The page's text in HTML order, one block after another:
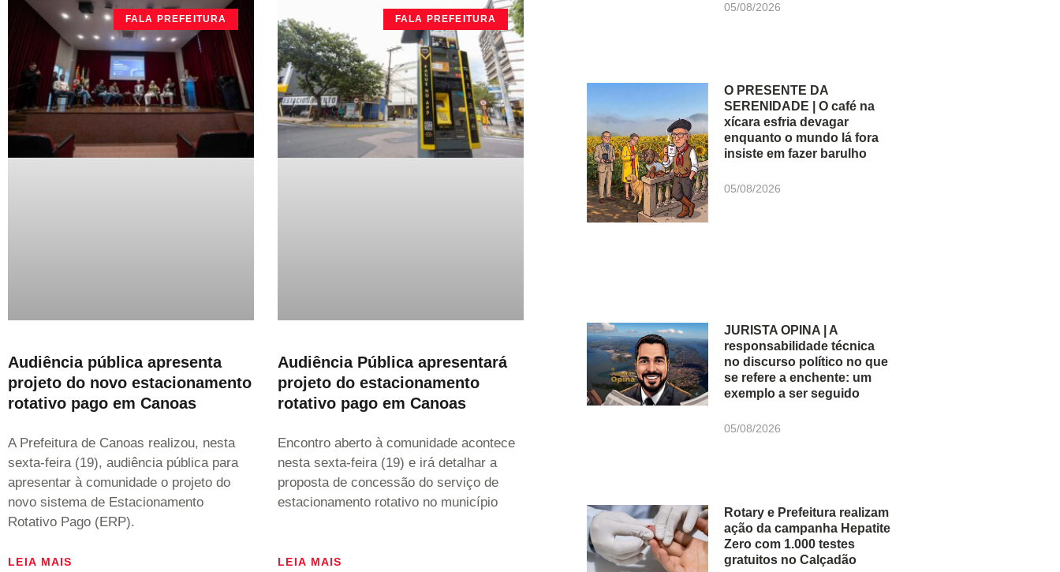
FALA PREFEITURA
Audiência pública apresenta
projeto do novo estacionamento
rotativo pago em Canoas
A Prefeitura de Canoas realizou, nesta
sexta-feira (19), audiência pública para
apresentar à comunidade o projeto do
novo sistema de Estacionamento
Rotativo Pago (ERP).
LEIA MAIS
FALA PREFEITURA
Audiência Pública apresentará
projeto do estacionamento
rotativo pago em Canoas
Encontro aberto à comunidade acontece
nesta sexta-feira (19) e irá detalhar a
proposta de concessão do serviço de
estacionamento rotativo no município
LEIA MAIS
05/08/2026
O PRESENTE DA
SERENIDADE | O café na
xícara esfria devagar
enquanto o mundo lá fora
insiste em fazer barulho
05/08/2026
JURISTA OPINA | A
responsabilidade técnica
no discurso político no que
se refere a enchente: um
exemplo a ser seguido
05/08/2026
Rotary e Prefeitura realizam
ação da campanha Hepatite
Zero com 1.000 testes
gratuitos no Calçadão